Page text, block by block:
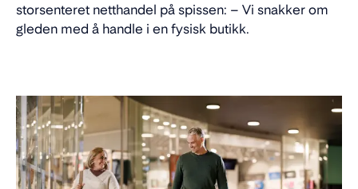
storsenteret netthandel på spissen: – Vi snakker om
gleden med å handle i en fysisk butikk.